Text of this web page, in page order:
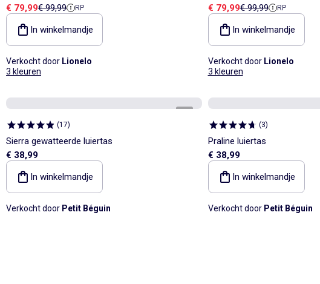
Babybedje - Matras van 4 cm - Inclusief tas
Verkoopprijs
€ 79,99Referentieprijs
€ 99,99 RP
In winkelmandje
Verkocht door Lionelo
3 kleuren
Babybedje - Matras van 4
Verkoopprijs
€ 79,99Referentieprijs
€ 99,99 RP
In winkelmandje
Verkocht door Lionelo
3 kleuren
(17)
Sierra gewatteerde luiertas
€ 38,99
In winkelmandje
Verkocht door Petit Béguin
(3)
Praline luiertas
€ 38,99
In winkelmandje
Verkocht door Petit Béguin